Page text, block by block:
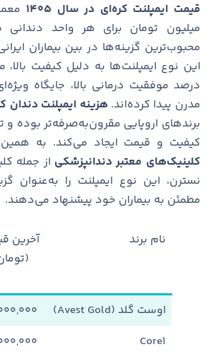
قیمت ایمپلنت کره‌ای در سال ۱۴۰۵
میلیون تومان برای هر واحد
محبوب‌ترین گزینه‌ها در بین بیماران
این نوع ایمپلنت‌ها به دلیل کیفیت بالا،
درصد موفقیت درمانی بالا، جایگاه
مدرن پیدا کرده‌اند.هزینه ایمپلنت دندان
برندهای اروپایی مقرون‌به‌صرفه‌تر بوده و
کیفیت و قیمت ایجاد می‌کند. به همین
کلینیک‌های معتبر دندانپزشکی از جمله
نسترن، این نوع ایمپلنت را به‌عنوان
مطمئن به بیماران خود پیشنهاد می‌دهند.
نام برند
آخرین
اوست گلد (Avest Gold)
Core1